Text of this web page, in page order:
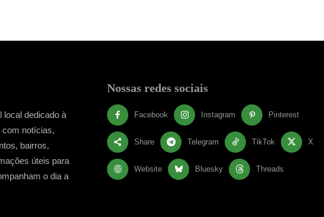
local dedicado à
com notícias,
bairros,
úteis para
o dia a
Nossas redes sociais
Facebook Instagram Pinterest
Share Telegram TikTok X
Website Bluesky Threads